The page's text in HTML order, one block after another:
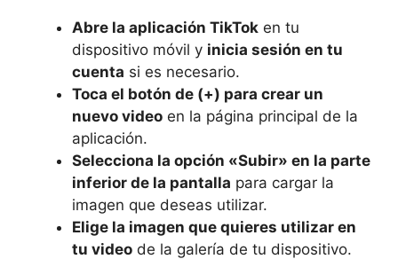
Abre la aplicación TikTok en⁤ tu
dispositivo móvil⁤ y inicia‍ sesión en tu
cuenta si es necesario.
Toca ​el botón de (+) para crear un
nuevo‍ video en la página principal de la
aplicación.
Selecciona la opción «Subir» ⁣en ‌la parte
inferior de la pantalla para ⁤cargar la
⁤imagen⁢ que deseas utilizar.
Elige la imagen que quieres utilizar en
tu video de la galería de tu ⁣dispositivo.